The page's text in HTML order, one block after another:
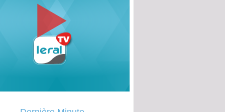
sur TikTok sous l'identité de sa fille,